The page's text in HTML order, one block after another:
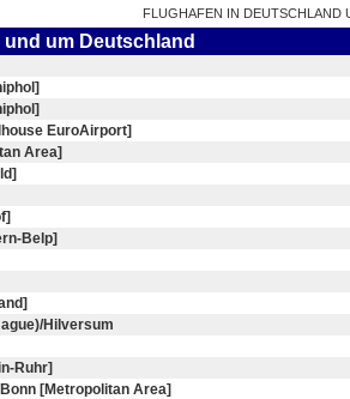
FLUGHAFEN IN DEUTSCHLAND
und um Deutschland
EuroAirport]
Area]
Belp]
Hilversum
Ruhr]
[Metropolitan Area]